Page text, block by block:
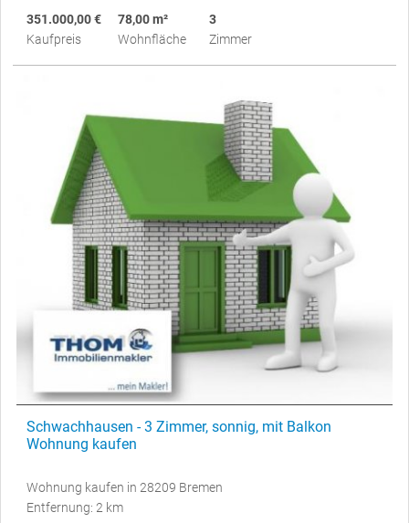
351.000,00 €
Kaufpreis
78,00 m²
Wohnfläche
3
Zimmer
Schwachhausen - 3 Zimmer, sonnig, mit Balkon
Wohnung kaufen
Wohnung kaufen in 28209 Bremen
Entfernung: 2 km